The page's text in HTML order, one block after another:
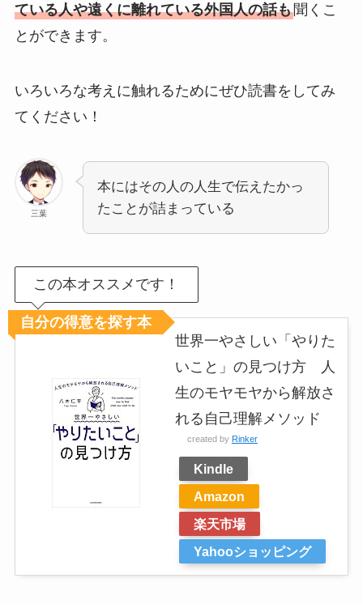
ている人や遠くに離れている外国人の話も聞くこ
とができます。
いろいろな考えに触れるためにぜひ読書をしてみ
てください！
三葉
本にはその人の人生で伝えたかっ
たことが詰まっている
この本オススメです！
世界一やさしい「やりた
いこと」の見つけ方 人
生のモヤモヤから解放さ
れる自己理解メソッド
created by Rinker
Kindle
Amazon
楽天市場
Yahooショッピング
自分の得意を探す本